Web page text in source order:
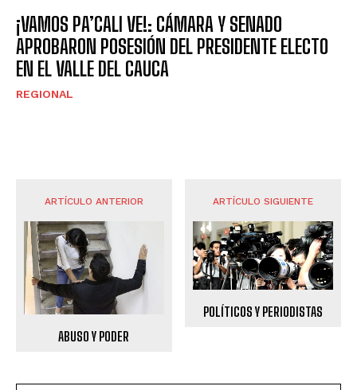
¡VAMOS PA’CALI VE!: CÁMARA Y SENADO
APROBARON POSESIÓN DEL PRESIDENTE ELECTO
EN EL VALLE DEL CAUCA
REGIONAL
ARTÍCULO ANTERIOR
ABUSO Y PODER
ARTÍCULO SIGUIENTE
POLÍTICOS Y PERIODISTAS